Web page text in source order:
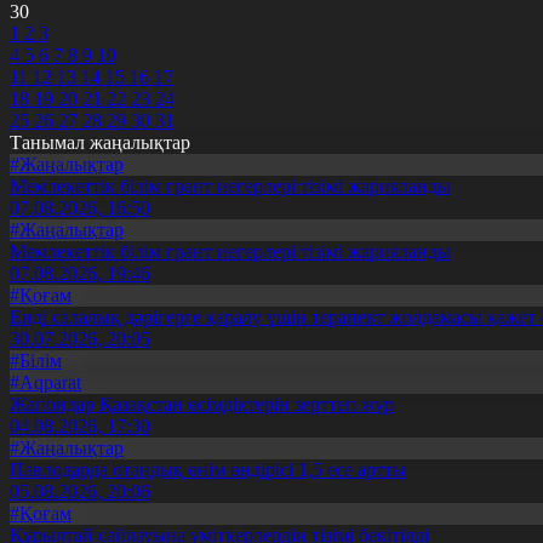
30
1 2 3
4 5 6 7 8 9 10
11 12 13 14 15 16 17
18 19 20 21 22 23 24
25 26 27 28 29 30 31
Танымал жаңалықтар
#Жаңалықтар
Мемлекеттік білім грант иегерлері тізімі жарияланды
07.08.2026, 16:50
#Жаңалықтар
Мемлекеттік білім грант иегерлері тізімі жарияланды
07.08.2026, 19:46
#Қоғам
Енді салалық дәрігерге қаралу үшін терапевт жолдамасы қажет
30.07.2026, 20:05
#Білім
#Aqparat
Жапондар Қазақстан өсімдіктерін зерттеп жүр
04.08.2026, 17:30
#Жаңалықтар
Павлодарда отандық өнім өндірісі 1,5 есе артты
05.08.2026, 20:06
#Қоғам
Құрылтай сайлауына үміткерлердің тізімі бекітілді